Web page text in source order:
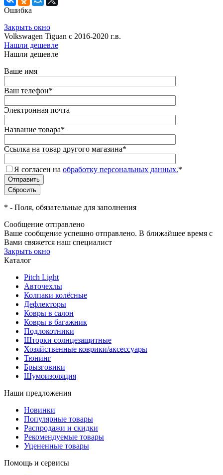
Ошибка
Закрыть окно
Volkswagen Tiguan с 2016-2020 г.в.
Нашли дешевле
Нашли дешевле
Ваше имя
Ваш телефон*
Электронная почта
Название товара*
Ссылка на товар другого магазина*
Я согласен на обработку персональных данных.*
* - Поля, обязательные для заполнения
Сообщение отправлено
Ваше сообщение успешно отправлено. В ближайшее время с
Вами свяжется наш специалист
Закрыть окно
Каталог
Pitch Light
Авточехлы
Колпаки колёсные
Дефлекторы
Ковры в салон
Ковры в багажник
Подлокотники
Шторки солнцезащитные
Хозяйственные коврики/аксессуары
Тюнинг
Брызговики
Шумоизоляция
Наши предложения
Новинки
Популярные товары
Распродажи и скидки
Рекомендуемые товары
Уцененные товары
Помощь и сервисы